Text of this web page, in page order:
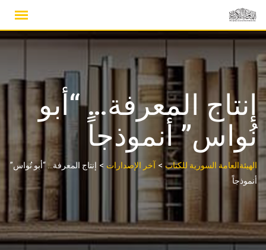
content
إنتاج المعرفة… “أبو
نُواس” أنموذجاً
الهيئةالعامة السورية للكتاب > آخر الإصدارات > إنتاج المعرفة… “أبو نُواس”
أنموذجاً